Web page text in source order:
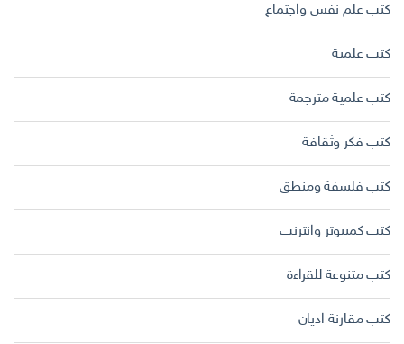
كتب علم نفس واجتماع
كتب علمية
كتب علمية مترجمة
كتب فكر وثقافة
كتب فلسفة ومنطق
كتب كمبيوتر وانترنت
كتب متنوعة للقراءة
كتب مقارنة اديان